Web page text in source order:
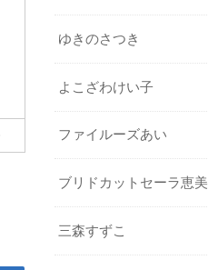
ゆきのさつき
よこざわけい子
ファイルーズあい
ブリドカットセーラ恵美
三森すずこ